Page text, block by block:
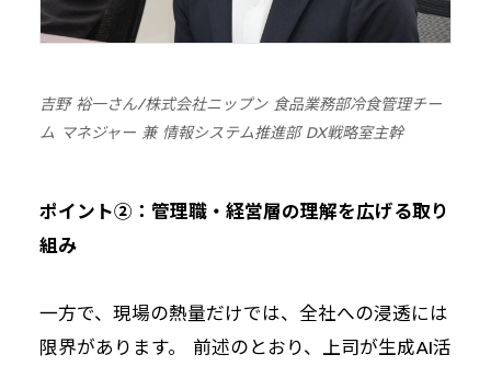
吉野 裕一さん/株式会社ニップン 食品業務部冷食管理チー
ム マネジャー 兼 情報システム推進部 DX戦略室主幹
ポイント②：管理職・経営層の理解を広げる取り
組み
一方で、現場の熱量だけでは、全社への浸透には
限界があります。 前述のとおり、上司が生成AI活